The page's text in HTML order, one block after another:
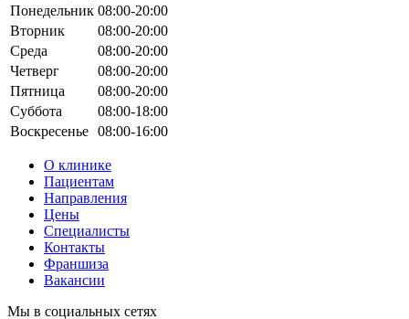
Понедельник 08:00-20:00
Вторник
08:00-20:00
Среда
08:00-20:00
Четверг
08:00-20:00
Пятница
08:00-20:00
Суббота
08:00-18:00
Воскресенье 08:00-16:00
О клинике
Пациентам
Направления
Цены
Специалисты
Контакты
Франшиза
Вакансии
Мы в социальных сетях